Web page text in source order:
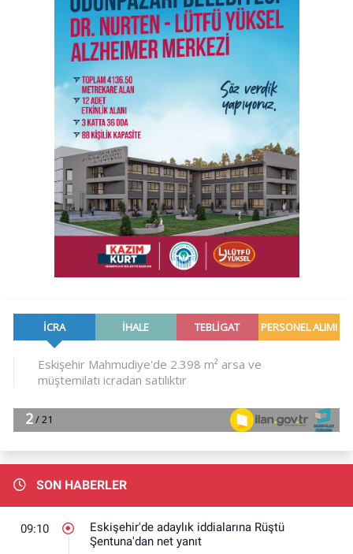
SON HABERLER
09:10
Eskişehir'de adaylık iddialarına Rüştü
Şentuna'dan net yanıt